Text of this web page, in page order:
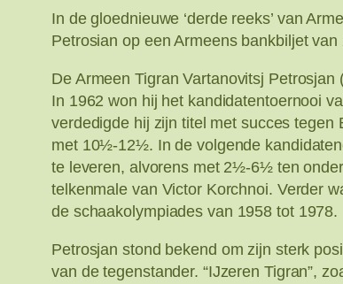
In de gloednieuwe ‘derde reeks’ van
Petrosian op een Armeens bankbiljet
De Armeen Tigran Vartanovitsj
In 1962 won hij het kandidatentoernooi
verdedigde hij zijn titel met succes
met 10½-12½. In de volgende
te leveren, alvorens met 2½-6½ ten
telkenmale van Victor Korchnoi. Verder
de schaakolympiades van 1958 tot 1978.
Petrosjan stond bekend om zijn sterk
van de tegenstander. “IJzeren Tigran”,